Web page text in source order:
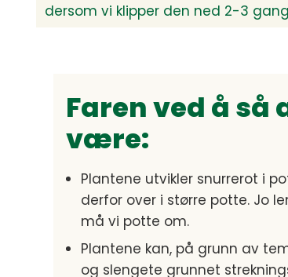
dersom vi klipper den ned 2-3
Faren ved å
være:
Plantene utvikler snurrerot i
derfor over i større potte. Jo
må vi potte om.
Plantene kan, på grunn av
og slengete grunnet